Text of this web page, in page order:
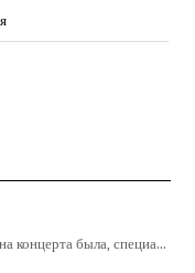
концерта была, специа...